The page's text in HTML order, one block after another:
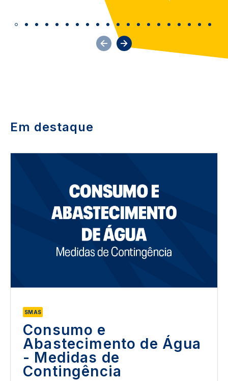
Em destaque
SMAS
Consumo e
Abastecimento de Água
- Medidas de
Contingência